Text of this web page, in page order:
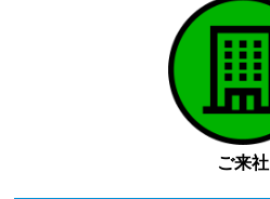
ご来社